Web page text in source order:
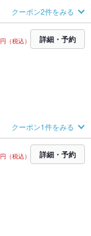
クーポン2件をみる
円（税込） 詳細・予約
クーポン1件をみる
円（税込） 詳細・予約